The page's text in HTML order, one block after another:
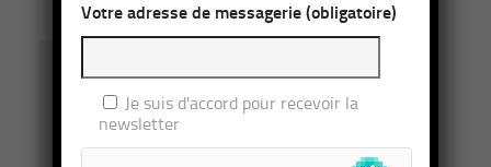
Votre adresse de messagerie (obligatoire)
Je suis d'accord pour recevoir la
newsletter